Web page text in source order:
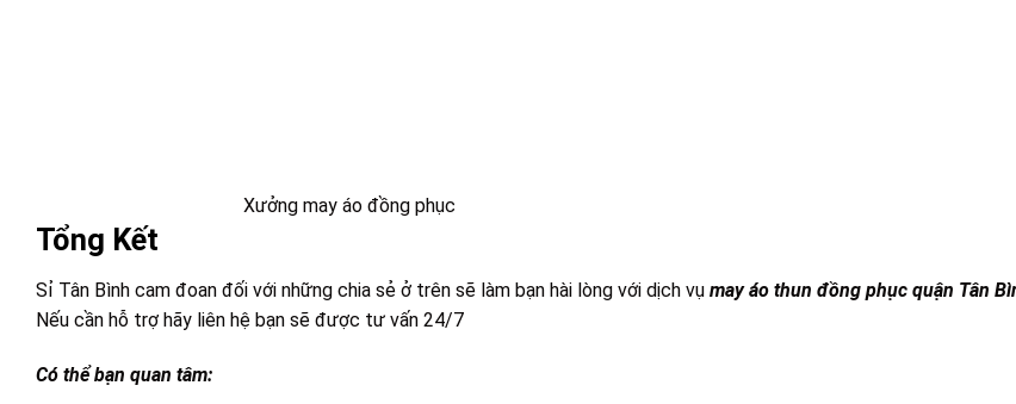
Xưởng may áo đồng phục
Tổng Kết
Sỉ Tân Bình cam đoan đối với những chia sẻ ở trên sẽ làm bạn hài lòng với dịch vụ may áo thun đồng phục quận Tân
Nếu cần hỗ trợ hãy liên hệ bạn sẽ được tư vấn 24/7
Có thể bạn quan tâm: